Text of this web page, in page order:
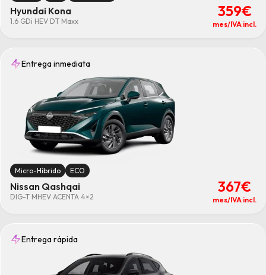
Hyundai Kona
1.6 GDi HEV DT Maxx
359€
mes/IVA incl.
Entrega inmediata
Micro-Híbrido ECO
Nissan Qashqai
DIG-T MHEV ACENTA 4×2
367€
mes/IVA incl.
Entrega rápida